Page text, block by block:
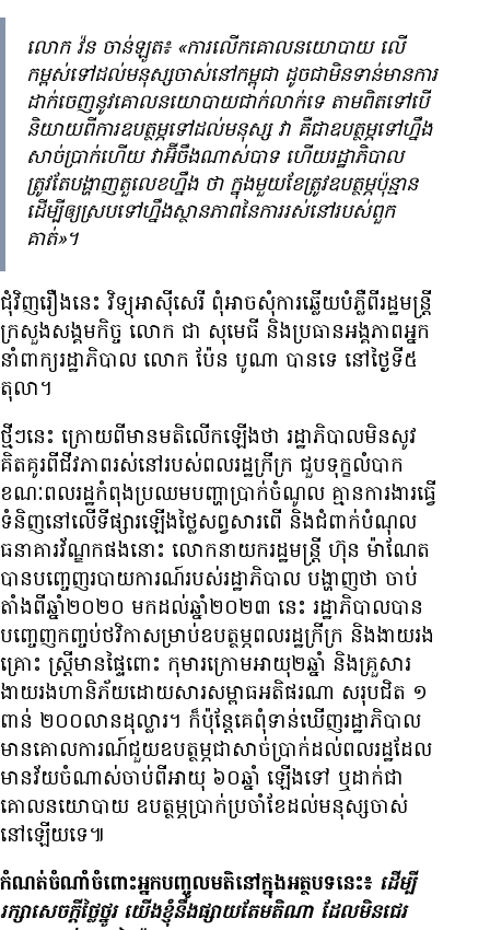
លោក វ៉ន ចាន់ឡូត៖ «ការ​លើក​គោលនយោបាយ លើ​
កម្ពស់​ទៅដល់​មនុស្ស​ចាស់​នៅ​កម្ពុជា ដូចជា​មិន​ទាន់​មាន​ការ​
ដាក់​ចេញ​នូវ​គោលនយោបាយ​ជាក់លាក់​ទេ តាម​ពិត​ទៅ​បើ​
និយាយ​ពី​ការឧបត្ថម្ភ​ទៅដល់​មនុស្ស វា គឺជា​ឧបត្ថម្ភ​ទៅ​ហ្នឹង​
សាច់ប្រាក់​ហើយ វា​អ៊ីចឹង​ណាស់​បាទ ហើយ​រដ្ឋាភិបាល​
ត្រូវតែ​បង្ហាញ​តួលេខ​ហ្នឹង ថា ក្នុង​មួយ​ខែ​ត្រូវ​ឧបត្ថម្ភ​ប៉ុន្មាន
ដើម្បី​ឲ្យ​ស្រប​ទៅ​ហ្នឹង​ស្ថានភាព​នៃ​ការរស់នៅ​របស់​ពួក
គាត់»។
ជុំវិញ​រឿង​នេះ វិទ្យុ​អាស៊ីសេរី ពុំ​អាច​សុំ​ការ​ឆ្លើយ​បំភ្លឺ​ពី​រដ្ឋមន្ត្រី​
ក្រសួង​សង្គមកិច្ច លោក ជា សុមេធី និង​ប្រធាន​អង្គភាព​អ្នក
នាំពាក្យ​រដ្ឋាភិបាល លោក ប៉ែន បូណា បាន​ទេ នៅ​ថ្ងៃទី​៥
តុលា។
ថ្មីៗ​នេះ ក្រោយពី​មាន​មតិ​លើកឡើង​ថា រដ្ឋាភិបាល​មិនសូវ​
គិតគូរ​ពី​ជីវភាព​រស់នៅ​របស់​ពលរដ្ឋ​ក្រីក្រ ជួប​ទុក្ខ​លំបាក
ខណៈ​ពលរដ្ឋ​កំពុង​ប្រឈម​បញ្ហា​ប្រាក់ចំណូល គ្មាន​ការងារ​ធ្វើ
ទំនិញ​នៅ​លើ​ទីផ្សារ​ឡើងថ្លៃ​សព្វសារពើ និង​ជំពាក់​បំណុល​
ធនាគារ​វ័ណ្ឌក​ផង​នោះ លោកនាយក​រដ្ឋមន្ត្រី ហ៊ុន ម៉ាណែត
បាន​បញ្ចេញ​របាយការណ៍​របស់​រដ្ឋាភិបាល បង្ហាញ​ថា ចាប់​
តាំង​ពី​ឆ្នាំ​២០២០ មក​ដល់​ឆ្នាំ​២០២៣ នេះ រដ្ឋាភិបាល​បាន​
បញ្ចេញ​កញ្ចប់​ថវិកា​សម្រាប់​ឧបត្ថម្ភ​ពលរដ្ឋ​ក្រីក្រ និង​ងាយ​រង
គ្រោះ ស្ត្រី​មាន​ផ្ទៃពោះ កុមារ​ក្រោម​អាយុ​២​ឆ្នាំ និង​គ្រួសារ​
ងាយ​រង​ហានិភ័យ​ដោយសារ​សម្ពាធ​អតិផរណា សរុប​ជិត ១​
ពាន់ ២០០​លាន​ដុល្លារ។ ក៏ប៉ុន្តែ​គេ​ពុំ​ទាន់​ឃើញ​រដ្ឋាភិបាល​
មាន​គោលការណ៍​ជួយ​ឧបត្ថម្ភ​ជា​សាច់ប្រាក់​ដល់​ពលរដ្ឋ​ដែល​
មាន​វ័យ​ចំណាស់​ចាប់ពី​អាយុ ៦០​ឆ្នាំ ឡើង​ទៅ ឬ​ដាក់​ជា​
គោល​នយោបាយ ឧបត្ថម្ភ​ប្រាក់​ប្រចាំខែ​ដល់​មនុស្ស​ចាស់​
នៅឡើយ​ទេ៕
កំណត់​ចំណាំ​ចំពោះ​អ្នក​បញ្ចូល​មតិ​នៅ​ក្នុង​អត្ថបទ​នេះ៖ ដើម្បី​
រក្សា​សេចក្ដី​ថ្លៃថ្នូរ យើង​ខ្ញុំ​នឹង​ផ្សាយ​តែ​មតិ​ណា ដែល​មិន​ជេរ​